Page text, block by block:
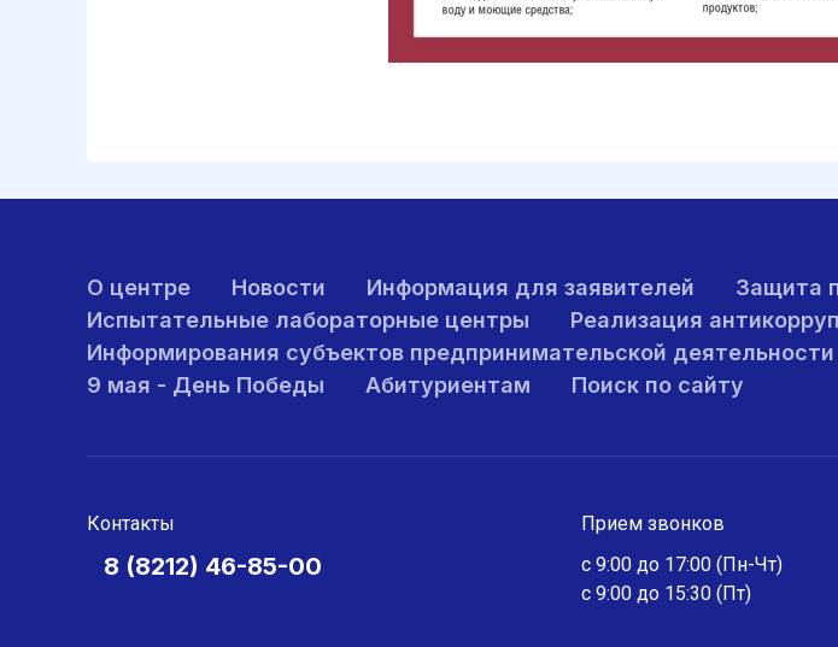
О центре Новости Информация для заявителей Защита
Испытательные лабораторные центры
Реализация
Информирования субъектов предпринимательской деятельности
9 мая - День Победы
Абитуриентам Поиск по сайту
Контакты
8 (8212) 46-85-00
Прием звонков
с 9:00 до 17:00 (Пн-Чт)
с 9:00 до 15:30 (Пт)